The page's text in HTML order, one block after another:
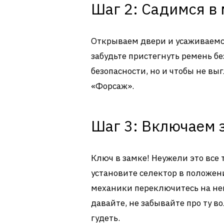
Шаг 2: Садимся в
Открываем двери и
забудьте пристегнуть ремень
безопасности, но и чтобы не
«Форсаж».
Шаг 3: Включаем
Ключ в замке! Неужели это все
установите селектор в
механики переключитесь на
давайте, не забывайте про ту
гудеть.